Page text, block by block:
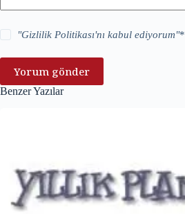
"Gizlilik Politikası'nı kabul ediyorum"*
Yorum gönder
Benzer Yazılar